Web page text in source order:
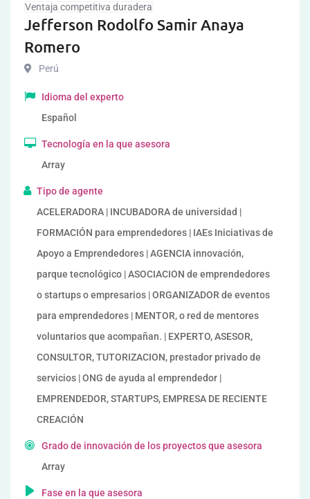
Ventaja competitiva duradera
Jefferson Rodolfo Samir Anaya
Romero
Perú
Idioma del experto
Español
Tecnología en la que asesora
Array
Tipo de agente
ACELERADORA | INCUBADORA de universidad |
FORMACIÓN para emprendedores | IAEs Iniciativas de
Apoyo a Emprendedores | AGENCIA innovación,
parque tecnológico | ASOCIACION de emprendedores
o startups o empresarios | ORGANIZADOR de eventos
para emprendedores | MENTOR, o red de mentores
voluntarios que acompañan. | EXPERTO, ASESOR,
CONSULTOR, TUTORIZACION, prestador privado de
servicios | ONG de ayuda al emprendedor |
EMPRENDEDOR, STARTUPS, EMPRESA DE RECIENTE
CREACIÓN
Grado de innovación de los proyectos que asesora
Array
Fase en la que asesora